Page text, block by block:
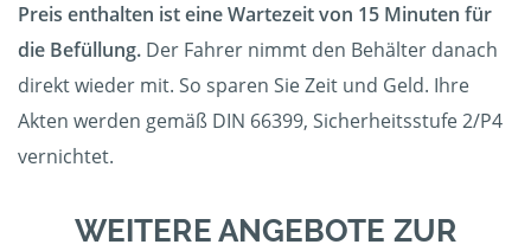
Preis enthalten ist eine Wartezeit von 15 Minuten für
die Befüllung. Der Fahrer nimmt den Behälter danach
direkt wieder mit. So sparen Sie Zeit und Geld. Ihre
Akten werden gemäß DIN 66399, Sicherheitsstufe 2/P4
vernichtet.
WEITERE ANGEBOTE ZUR